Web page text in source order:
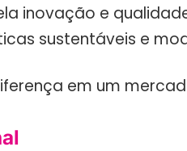
inovação e
sustentáveis e
em um